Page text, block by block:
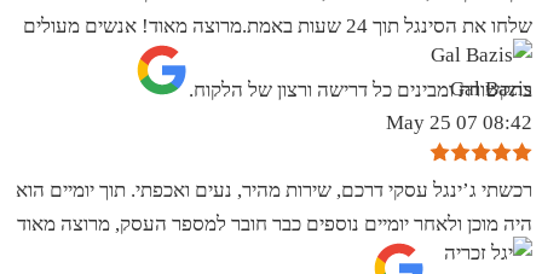
שלחו את הסינגל תוך 24 שעות באמת.מרוצה מאוד! אנשים מעולים
בתקשורת ומבינים כל דרישה ורצון של הלקוח.
Gal Bazis
08:42 07 May 25
רכשתי ג’ינגל עסקי דרכם, שירות מהיר, נעים ואכפתי. תוך יומיים הוא
היה מוכן ולאחר יומיים נוספים כבר חובר למספר העסק, מרוצה מאוד